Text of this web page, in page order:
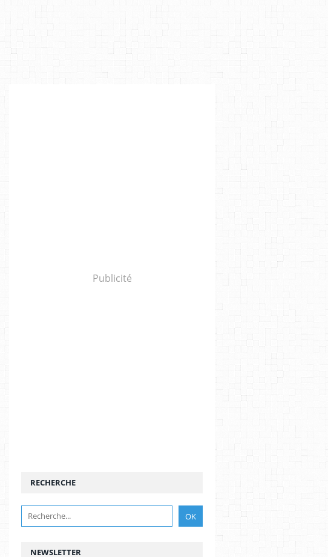
Publicité
NEWSLETTER
RECHERCHE